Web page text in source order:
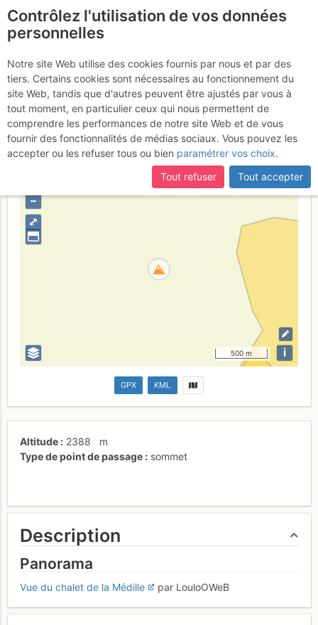
Pic et Crête des
Lauzes
France Hautes-Alpes Queyras N - Briançonnais - Alpes
Cottiennes
⤢
–
500 m i
GPX KML
Altitude 2388
m
Type de point de passage
sommet
Description
Panorama
Vue du chalet de la Médille par LouloOWeB
Contrôlez l'utilisation de vos données
personnelles
Notre site Web utilise des cookies fournis par nous et par des
tiers. Certains cookies sont nécessaires au fonctionnement du
site Web, tandis que d'autres peuvent être ajustés par vous à
tout moment, en particulier ceux qui nous permettent de
comprendre les performances de notre site Web et de vous
fournir des fonctionnalités de médias sociaux. Vous pouvez les
accepter ou les refuser tous ou bien paramétrer vos choix.
Tout refuser
Tout accepter